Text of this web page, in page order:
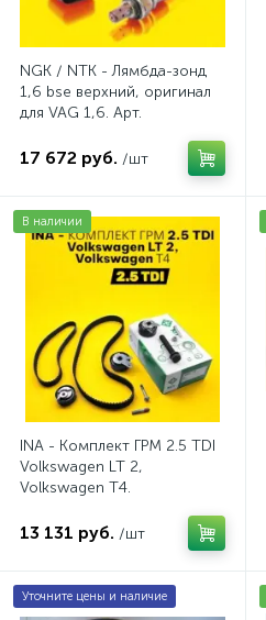
NGK / NTK - Лямбда-зонд
1,6 bse верхний, оригинал
для VAG 1,6. Арт.
17 672 руб. /шт
В наличии
INA - Комплект ГРМ 2.5 TDI
Volkswagen LT 2,
Volkswagen Т4.
13 131 руб. /шт
Уточните цены и наличие